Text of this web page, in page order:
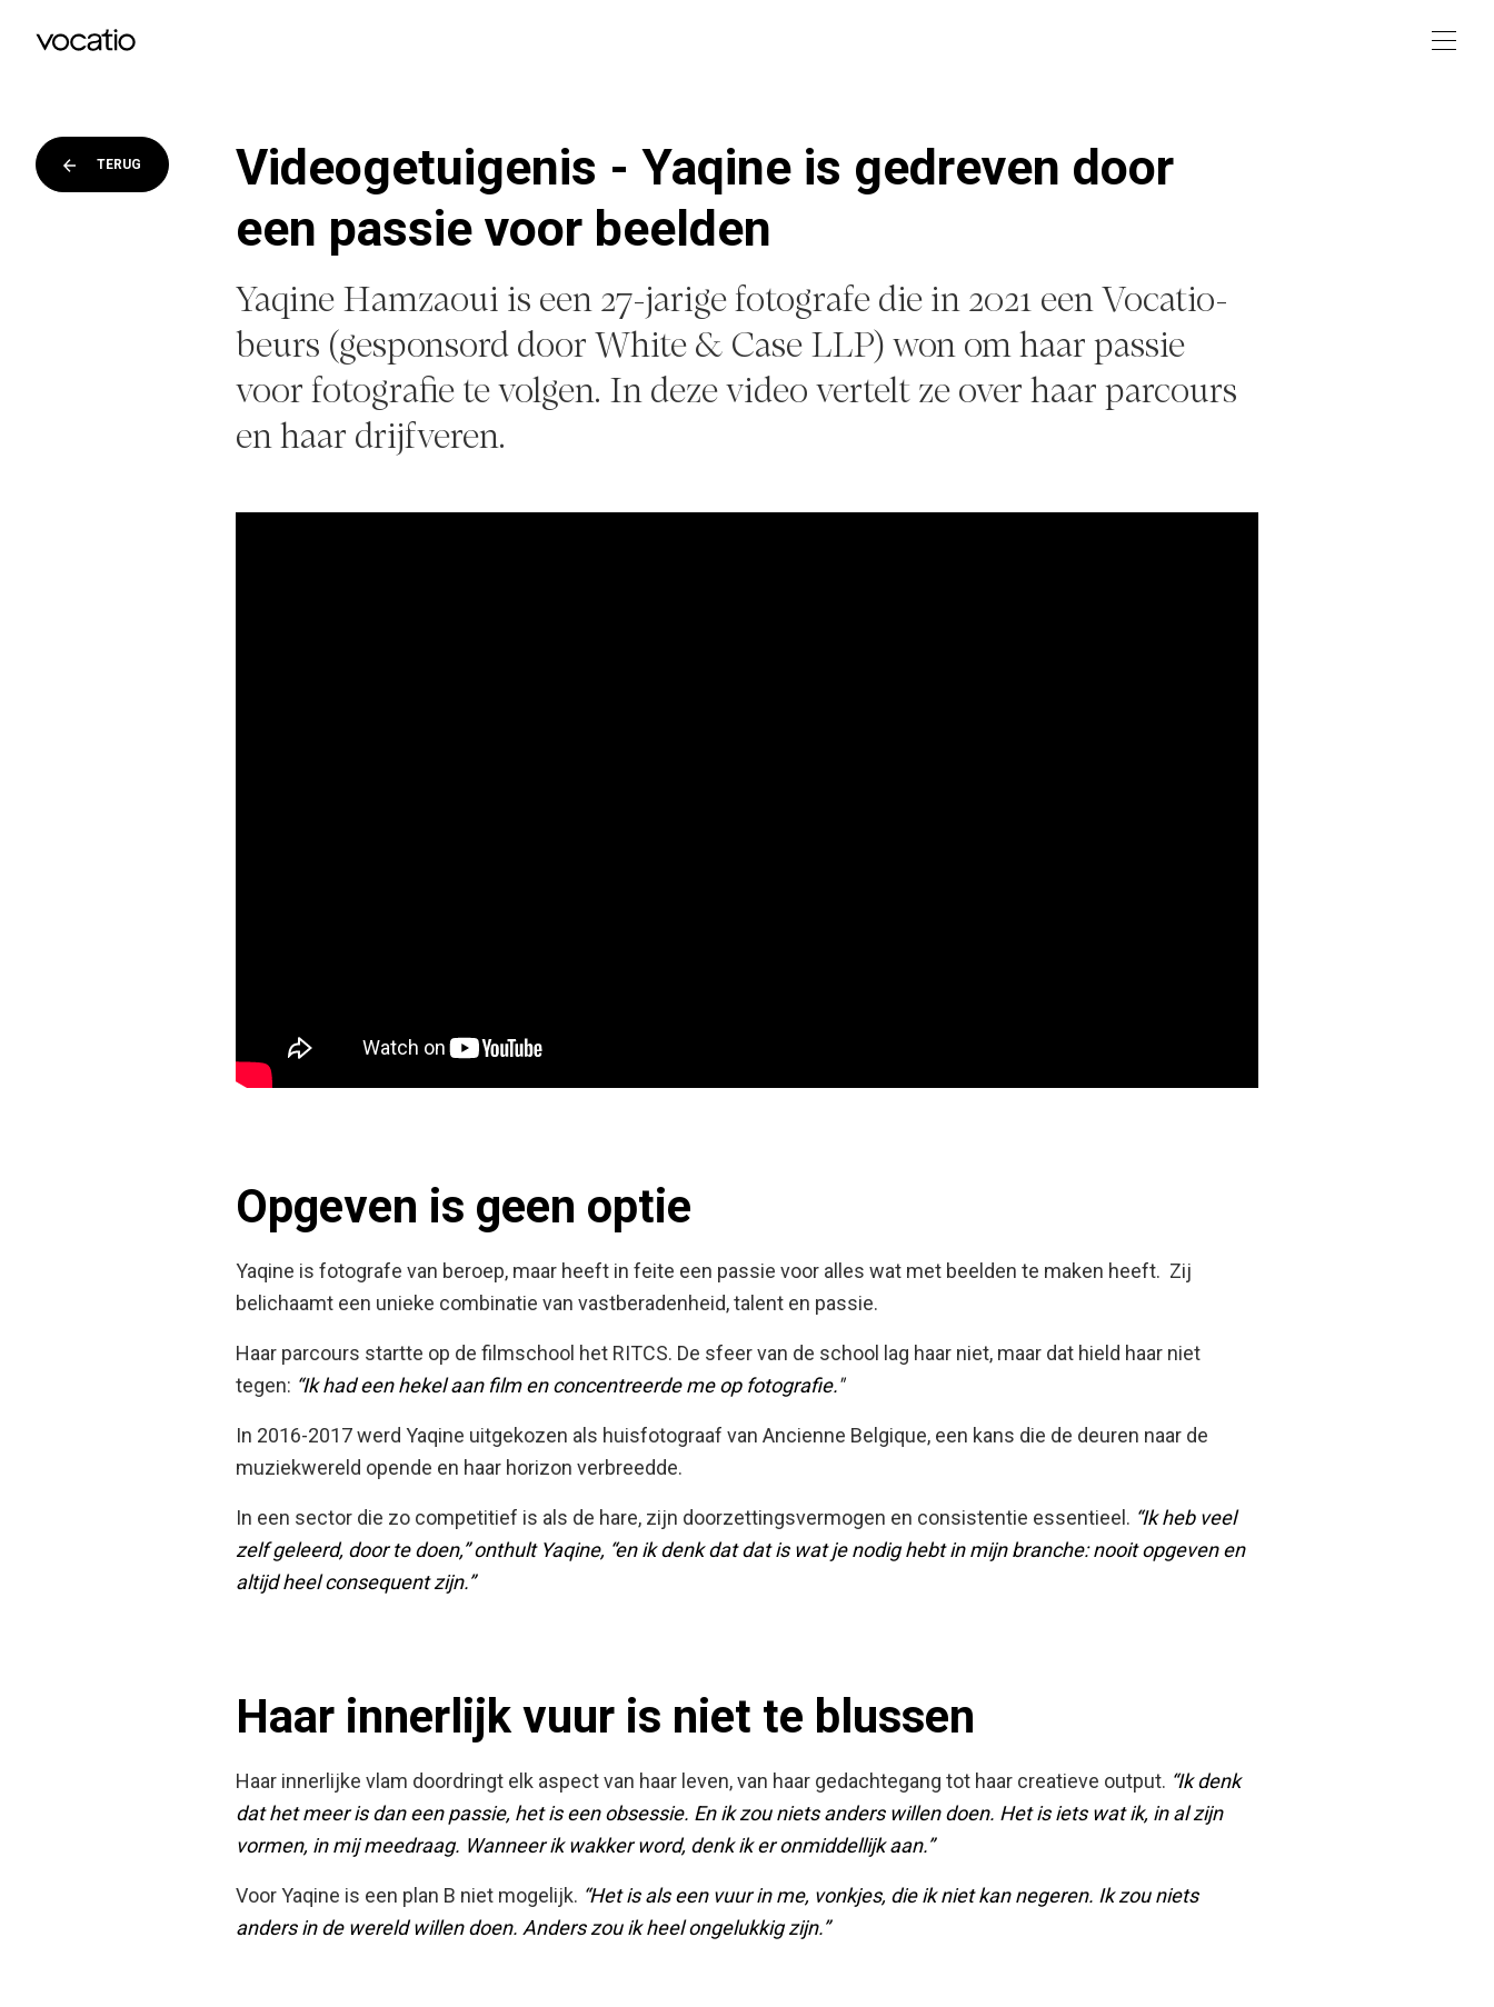
TERUG
Videogetuigenis - Yaqine is gedreven door
een passie voor beelden
Yaqine Hamzaoui is een 27-jarige fotografe die in 2021 een Vocatio-
beurs (gesponsord door White & Case LLP) won om haar passie
voor fotografie te volgen. In deze video vertelt ze over haar parcours
en haar drijfveren.
Opgeven is geen optie
Yaqine is fotografe van beroep, maar heeft in feite een passie voor alles wat met beelden te maken heeft. Zij
belichaamt een unieke combinatie van vastberadenheid, talent en passie.
Haar parcours startte op de filmschool het RITCS. De sfeer van de school lag haar niet, maar dat hield haar niet
tegen: “Ik had een hekel aan film en concentreerde me op fotografie."
In 2016-2017 werd Yaqine uitgekozen als huisfotograaf van Ancienne Belgique, een kans die de deuren naar de
muziekwereld opende en haar horizon verbreedde.
In een sector die zo competitief is als de hare, zijn doorzettingsvermogen en consistentie essentieel. “Ik heb veel
zelf geleerd, door te doen,” onthult Yaqine, “en ik denk dat dat is wat je nodig hebt in mijn branche: nooit opgeven en
altijd heel consequent zijn.”
Haar innerlijk vuur is niet te blussen
Haar innerlijke vlam doordringt elk aspect van haar leven, van haar gedachtegang tot haar creatieve output. “Ik denk
dat het meer is dan een passie, het is een obsessie. En ik zou niets anders willen doen. Het is iets wat ik, in al zijn
vormen, in mij meedraag. Wanneer ik wakker word, denk ik er onmiddellijk aan.”
Voor Yaqine is een plan B niet mogelijk. “Het is als een vuur in me, vonkjes, die ik niet kan negeren. Ik zou niets
anders in de wereld willen doen. Anders zou ik heel ongelukkig zijn.”